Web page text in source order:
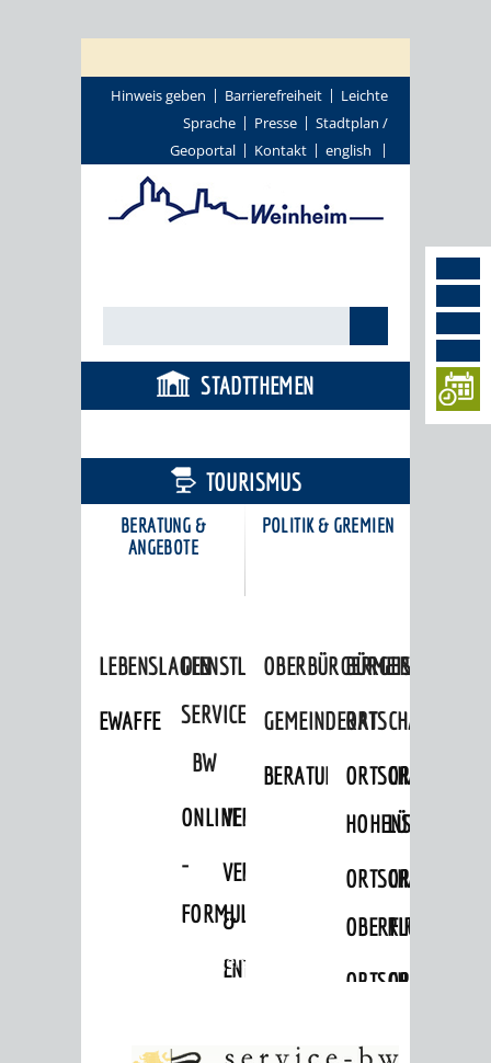
Hinweis geben Barrierefreiheit
Leichte
Sprache
Presse
Stadtplan /
Geoportal
Kontakt english
STADTTHEMEN
BERATUNG &
ANGEBOTE
LEBENSLAGEN
EWAFFE
DIENSTLEISTUNGEN
SERVICE
BW
ONLINE
-
FORMULARE
VERFAHRENSBESCHREIBUNG
VERSORGUNG
&
ENTSORGUNG
POLITIK & GREMIEN
OBERBÜRGERMEISTER
GEMEINDERAT
BERATUNGSERGEBNISSE
ORTSCHAFTSRÄTE
ORTSCHAFTSRAT
HOHENSACHSEN
ORTSCHAFTSRAT
ORTSCHAFTSRAT
TOURISMUS
KARRIEREPORTAL
Bürgerservice